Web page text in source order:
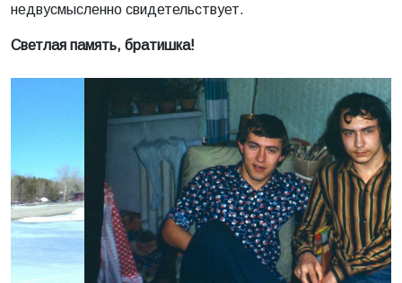
недвусмысленно свидетельствует.
Светлая память, братишка!
Previous Next